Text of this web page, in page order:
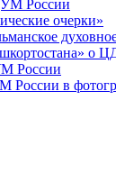
России
очерки»
о
России
России в